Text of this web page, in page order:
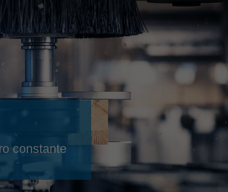
Suomi english
Taiwan english
türkçe
USA
Việt Nam tiếng việt
中文
Україна
constante